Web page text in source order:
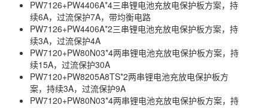
PW7126+PW4406A*4三串锂电池充放电保护板方案，持
续6A，过流保护7A，带均衡电路
PW7126+PW4406A*2三串锂电池充放电保护板方案，持
续3A，过流保护4A
PW7120+PW80N03*4两串锂电池充放电保护板方案，持
续15A，过流保护30A
PW7120+PW8205A8TS*2两串锂电池充放电保护板方
案，持续3A，过流保护9A
PW7120+PW80N03*4两串锂电池充放电保护板方案，持